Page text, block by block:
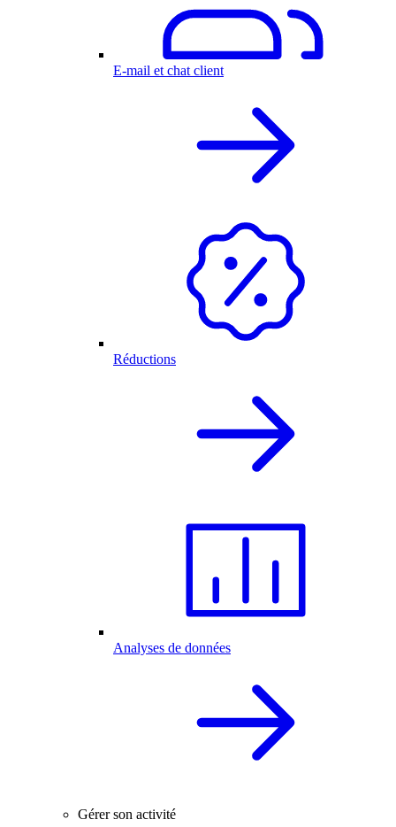
E-mail et chat client
Réductions
Analyses de données
Gérer son activité